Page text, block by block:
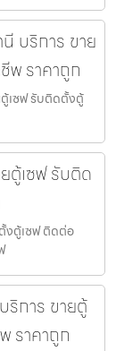
บริการ ขาย
พ ราคาถูก
เซฟ รับติดตั้งตู้
ตู้เซฟ รับติด
งตู้เซฟ ติดต่อ
การ ขายตู้
ราคาถูก